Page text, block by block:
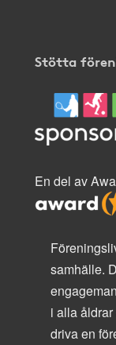
Stötta
En del av
samhälle.
i alla
driva en